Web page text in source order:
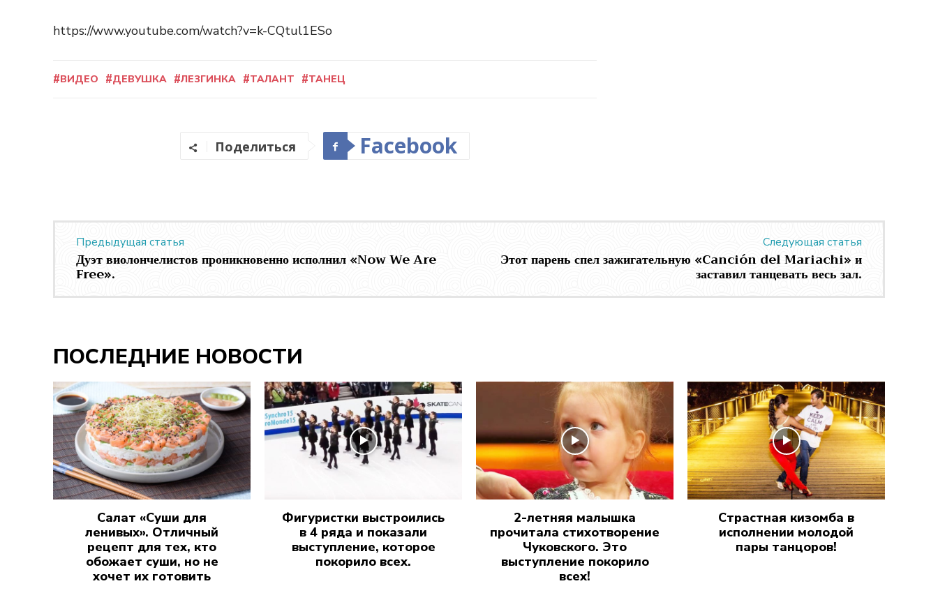
https://www.youtube.com/watch?v=k-CQtul1ESo
ВИДЕО ДЕВУШКА ЛЕЗГИНКА ТАЛАНТ ТАНЕЦ
Поделиться Facebook
Предыдущая статья
Дуэт виолончелистов проникновенно исполнил «Now We Are
Free».
Следующая статья
Этот парень спел зажигательную «Canción del Mariachi» и
заставил танцевать весь зал.
ПОСЛЕДНИЕ НОВОСТИ
Салат «Суши для
ленивых». Отличный
рецепт для тех, кто
обожает суши, но не
хочет их готовить
Фигуристки выстроились
в 4 ряда и показали
выступление, которое
покорило всех.
2-летняя малышка
прочитала стихотворение
Чуковского. Это
выступление покорило
всех!
Страстная кизомба в
исполнении молодой
пары танцоров!